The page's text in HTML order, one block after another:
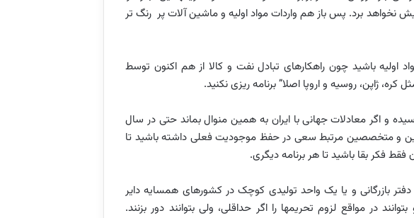
نخواهد برد. پس باز هم واردات مواد اولیه و ماشین آلات پر رنگ تر
اولیه باشید چون راهکارهای تبادل نفت و کالا از هم اکنون توسط
ژاپن، روسیه و اروپا اصلا” برنامه ریزی نکنید.
در سال آینده رشد اقتصادی و تولید به زیر منفی 6 رسیده و اگر معادلات جهانی با ایران به همین منوال بماند حتی در سال
مشاورین و متخصصین مرتبط سعی در حفظ موجودیت فعلی داشته باشید تا
فکر بقا باشید تا هر برنامه دیگری.
دفتر بازرگانی و یا یک واحد تولیدی کوچک در کشورهای همسایه دایر
در مواقع لزوم تحریمها را اگر حداقلی، ولی بتوانند دور بزنند.